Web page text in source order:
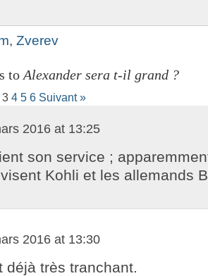
, Zverev
to Alexander sera t-il grand ?
3 4 5 6 Suivant »
2016 at 13:25
son service ;
Kohli et les allemands
2016 at 13:30
déjà très tranchant.